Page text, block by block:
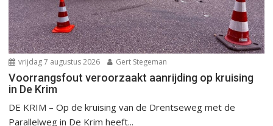
vrijdag 7 augustus 2026 Gert Stegeman
Voorrangsfout veroorzaakt aanrijding op kruising
in De Krim
DE KRIM – Op de kruising van de Drentseweg met de
Parallelweg in De Krim heeft...